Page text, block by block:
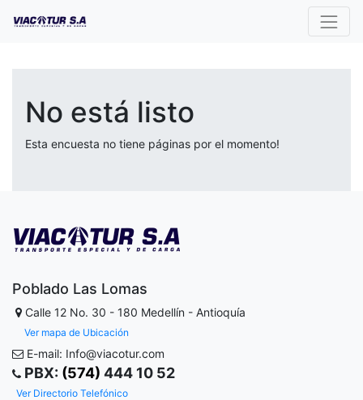
No está listo
Esta encuesta no tiene páginas por el momento!
Poblado Las Lomas
Calle 12 No. 30 - 180 Medellín - Antioquía
Ver mapa de Ubicación
E-mail: Info@viacotur.com
PBX: (574) 444 10 52
Ver Directorio Telefónico